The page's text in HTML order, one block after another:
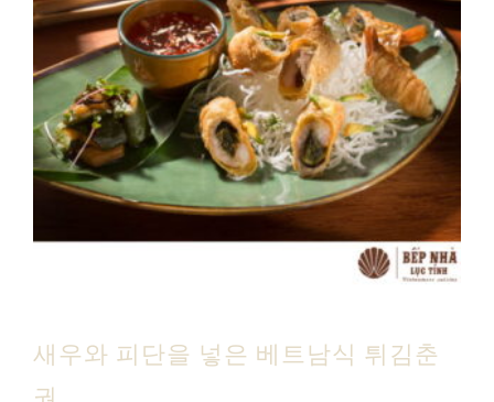
새우와 피단을 넣은 베트남식 튀김춘